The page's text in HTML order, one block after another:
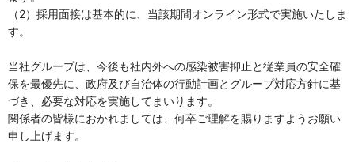
（2）採用面接は基本的に、当該期間オンライン形式で実施いたしま
す。
当社グループは、今後も社内外への感染被害抑止と従業員の安全確
保を最優先に、政府及び自治体の行動計画とグループ対応方針に基
づき、必要な対応を実施してまいります。
関係者の皆様におかれましては、何卒ご理解を賜りますようお願い
申し上げます。